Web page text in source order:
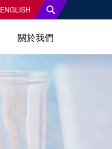
ENGLISH
關於我們